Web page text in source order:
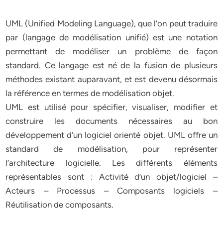
UML (Unified Modeling Language), que l’on peut traduire
par (langage de modélisation unifié) est une notation
permettant de modéliser un problème de façon
standard. Ce langage est né de la fusion de plusieurs
méthodes existant auparavant, et est devenu désormais
la référence en termes de modélisation objet.
UML est utilisé pour spécifier, visualiser, modifier et
construire les documents nécessaires au bon
développement d’un logiciel orienté objet. UML offre un
standard de modélisation, pour représenter
l’architecture logicielle. Les différents éléments
représentables sont : Activité d’un objet/logiciel –
Acteurs – Processus – Composants logiciels –
Réutilisation de composants.